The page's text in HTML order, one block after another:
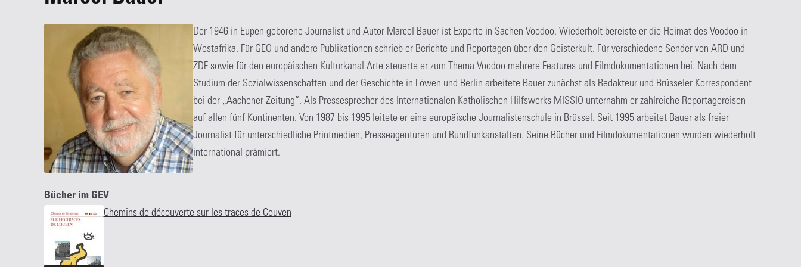
Der 1946 in Eupen geborene Journalist und Autor Marcel Bauer ist Experte in Sachen Voodoo. Wiederholt bereiste er die Heimat des Voodoo in
Westafrika. Für GEO und andere Publikationen schrieb er Berichte und Reportagen über den Geisterkult. Für verschiedene Sender von ARD und
ZDF sowie für den europäischen Kulturkanal Arte steuerte er zum Thema Voodoo mehrere Features und Filmdokumentationen bei. Nach dem
Studium der Sozialwissenschaften und der Geschichte in Löwen und Berlin arbeitete Bauer zunächst als Redakteur und Brüsseler Korrespondent
bei der „Aachener Zeitung“. Als Pressesprecher des Internationalen Katholischen Hilfswerks MISSIO unternahm er zahlreiche Reportagereisen
auf allen fünf Kontinenten. Von 1987 bis 1995 leitete er eine europäische Journalistenschule in Brüssel. Seit 1995 arbeitet Bauer als freier
Journalist für unterschiedliche Printmedien, Presseagenturen und Rundfunkanstalten. Seine Bücher und Filmdokumentationen wurden wiederholt
international prämiert.
Bücher im GEV
Chemins de découverte sur les traces de Couven